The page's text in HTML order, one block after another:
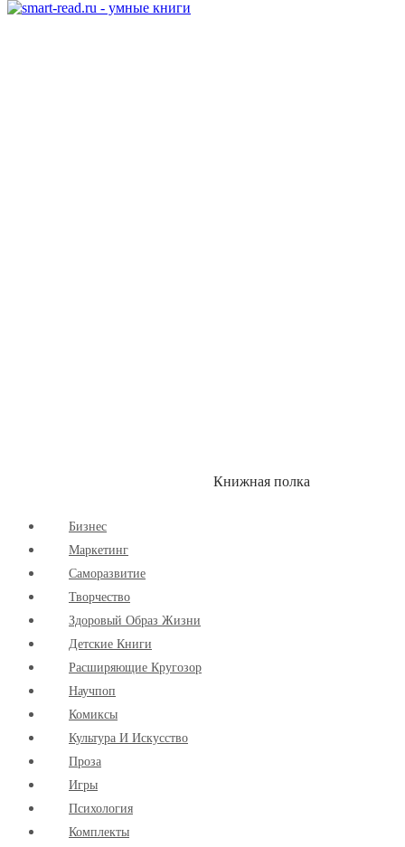
Книжная полка
Бизнес
Маркетинг
Cаморазвитие
Творчество
Здоровый Образ Жизни
Детские Книги
Расширяющие Кругозор
Научпоп
Комиксы
Культура И Искусство
Проза
Игры
Психология
Комплекты